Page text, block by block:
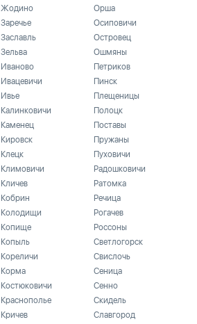
Жодино
Заречье
Заславль
Зельва
Иваново
Ивацевичи
Ивье
Калинковичи
Каменец
Кировск
Клецк
Климовичи
Кличев
Кобрин
Колодищи
Копище
Копыль
Кореличи
Корма
Костюковичи
Краснополье
Кричев
Орша
Осиповичи
Островец
Ошмяны
Петриков
Пинск
Плещеницы
Полоцк
Поставы
Пружаны
Пуховичи
Радошковичи
Ратомка
Речица
Рогачев
Россоны
Светлогорск
Свислочь
Сеница
Сенно
Скидель
Славгород